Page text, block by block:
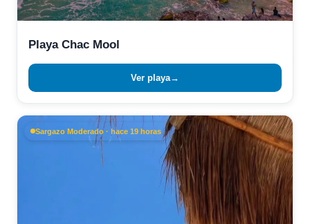
Playa Chac Mool
Ver playa→
Sargazo Moderado · hace 19 horas